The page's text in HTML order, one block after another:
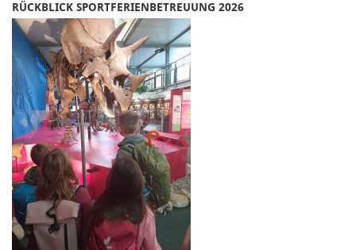
RÜCKBLICK SPORTFERIENBETREUUNG 2026